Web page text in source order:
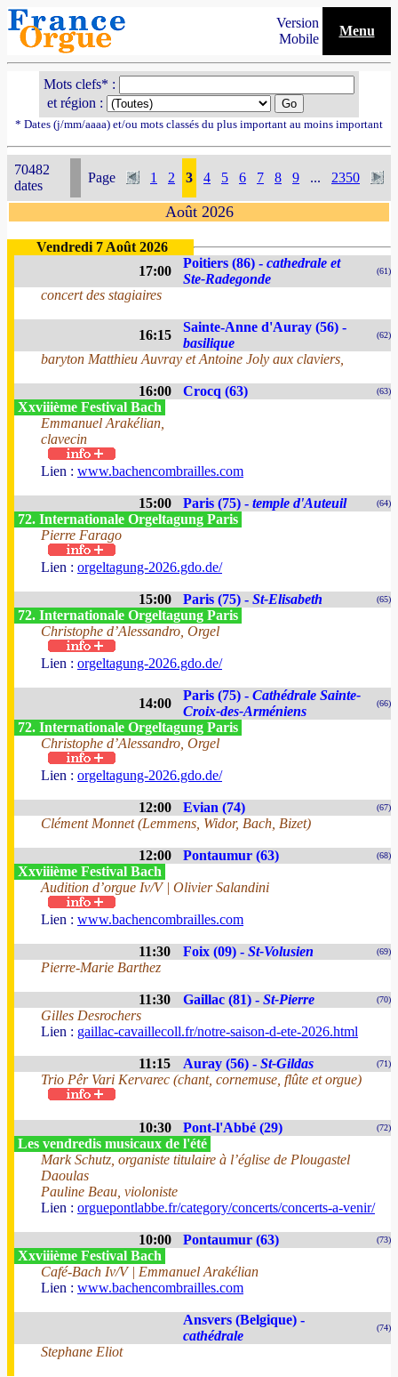
Version
Mobile
Menu
Mots clefs* :
et région :
* Dates (j/mm/aaaa) et/ou mots classés du plus important au moins important
70482
dates
Page 1 2 3 4 5 6 7 8 9 ... 2350
Août 2026
Vendredi 7 Août 2026
17:00
Poitiers (86) - cathedrale et
Ste-Radegonde
(61)
concert des stagiaires
16:15
Sainte-Anne d'Auray (56) -
basilique
(62)
baryton Matthieu Auvray et Antoine Joly aux claviers,
16:00 Crocq (63) (63)
Xxviiième Festival Bach
Emmanuel Arakélian,
clavecin
Lien : www.bachencombrailles.com
15:00 Paris (75) - temple d'Auteuil (64)
72. Internationale Orgeltagung Paris
Pierre Farago
Lien : orgeltagung-2026.gdo.de/
15:00 Paris (75) - St-Elisabeth (65)
72. Internationale Orgeltagung Paris
Christophe d’Alessandro, Orgel
Lien : orgeltagung-2026.gdo.de/
14:00
Paris (75) - Cathédrale Sainte-
Croix-des-Arméniens
(66)
72. Internationale Orgeltagung Paris
Christophe d’Alessandro, Orgel
Lien : orgeltagung-2026.gdo.de/
12:00 Evian (74) (67)
Clément Monnet (Lemmens, Widor, Bach, Bizet)
12:00 Pontaumur (63) (68)
Xxviiième Festival Bach
Audition d’orgue Iv/V | Olivier Salandini
Lien : www.bachencombrailles.com
11:30 Foix (09) - St-Volusien (69)
Pierre-Marie Barthez
11:30 Gaillac (81) - St-Pierre (70)
Gilles Desrochers
Lien : gaillac-cavaillecoll.fr/notre-saison-d-ete-2026.html
11:15 Auray (56) - St-Gildas (71)
Trio Pêr Vari Kervarec (chant, cornemuse, flûte et orgue)
10:30 Pont-l'Abbé (29) (72)
Les vendredis musicaux de l'été
Mark Schutz, organiste titulaire à l’église de Plougastel
Daoulas
Pauline Beau, violoniste
Lien : orguepontlabbe.fr/category/concerts/concerts-a-venir/
10:00 Pontaumur (63) (73)
Xxviiième Festival Bach
Café-Bach Iv/V | Emmanuel Arakélian
Lien : www.bachencombrailles.com
Ansvers (Belgique) -
cathédrale
(74)
Stephane Eliot